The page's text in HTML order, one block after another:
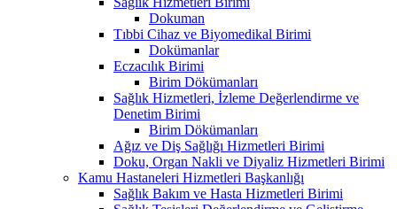
Dokuman
Tıbbi Cihaz ve Biyomedikal Birimi
Dokümanlar
Eczacılık Birimi
Birim Dökümanları
Sağlık Hizmetleri, İzleme Değerlendirme ve
Denetim Birimi
Birim Dökümanları
Ağız ve Diş Sağlığı Hizmetleri Birimi
Doku, Organ Nakli ve Diyaliz Hizmetleri Birimi
Kamu Hastaneleri Hizmetleri Başkanlığı
Sağlık Bakım ve Hasta Hizmetleri Birimi